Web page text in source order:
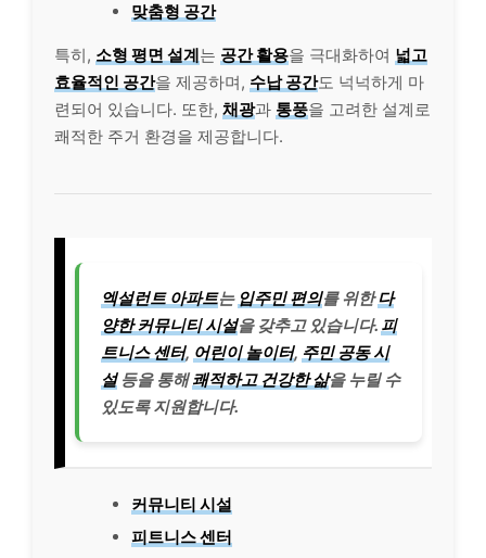
맞춤형 공간
특히, 소형 평면 설계는 공간 활용을 극대화하여 넓고
효율적인 공간을 제공하며, 수납 공간도 넉넉하게 마
련되어 있습니다. 또한, 채광과 통풍을 고려한 설계로
쾌적한 주거 환경을 제공합니다.
엑설런트 아파트는 입주민 편의를 위한다
양한 커뮤니티 시설을 갖추고 있습니다. 피
트니스 센터, 어린이 놀이터, 주민 공동 시
설등을 통해쾌적하고 건강한 삶을 누릴 수
있도록 지원합니다.
커뮤니티 시설
피트니스 센터